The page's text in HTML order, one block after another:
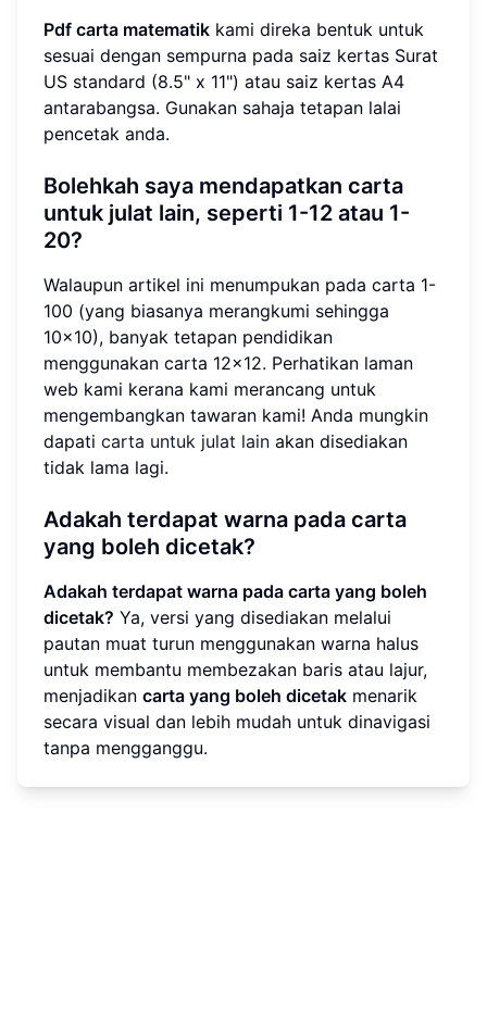
Pdf carta matematik kami direka bentuk untuk
sesuai dengan sempurna pada saiz kertas Surat
US standard (8.5" x 11") atau saiz kertas A4
antarabangsa. Gunakan sahaja tetapan lalai
pencetak anda.
Bolehkah saya mendapatkan carta
untuk julat lain, seperti 1-12 atau 1-
20?
Walaupun artikel ini menumpukan pada carta 1-
100 (yang biasanya merangkumi sehingga
10x10), banyak tetapan pendidikan
menggunakan carta 12x12. Perhatikan laman
web kami kerana kami merancang untuk
mengembangkan tawaran kami! Anda mungkin
dapati carta untuk julat lain akan disediakan
tidak lama lagi.
Adakah terdapat warna pada carta
yang boleh dicetak?
Adakah terdapat warna pada carta yang boleh
dicetak? Ya, versi yang disediakan melalui
pautan muat turun menggunakan warna halus
untuk membantu membezakan baris atau lajur,
menjadikan carta yang boleh dicetak menarik
secara visual dan lebih mudah untuk dinavigasi
tanpa mengganggu.